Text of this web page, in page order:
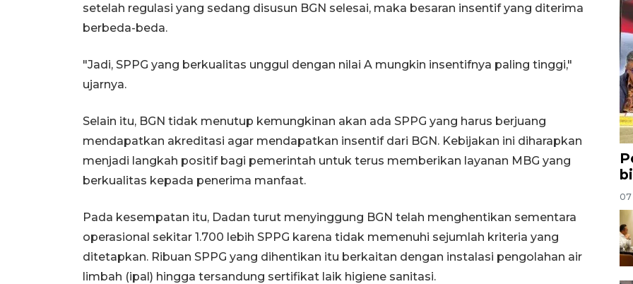
setelah regulasi yang sedang disusun BGN selesai, maka besaran insentif yang diterima
berbeda-beda.
"Jadi, SPPG yang berkualitas unggul dengan nilai A mungkin insentifnya paling tinggi,"
ujarnya.
Selain itu, BGN tidak menutup kemungkinan akan ada SPPG yang harus berjuang
mendapatkan akreditasi agar mendapatkan insentif dari BGN. Kebijakan ini diharapkan
menjadi langkah positif bagi pemerintah untuk terus memberikan layanan MBG yang
berkualitas kepada penerima manfaat.
Pada kesempatan itu, Dadan turut menyinggung BGN telah menghentikan sementara
operasional sekitar 1.700 lebih SPPG karena tidak memenuhi sejumlah kriteria yang
ditetapkan. Ribuan SPPG yang dihentikan itu berkaitan dengan instalasi pengolahan air
limbah (ipal) hingga tersandung sertifikat laik higiene sanitasi.
07